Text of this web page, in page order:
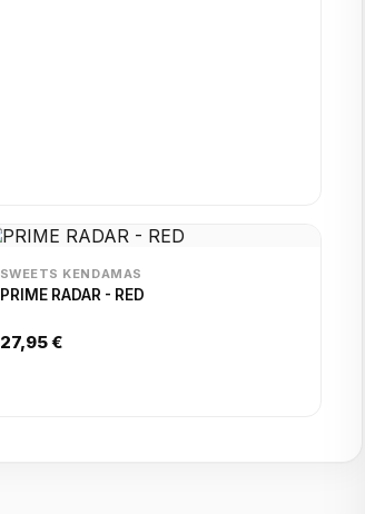
SWEETS KENDAMAS
PRIME RADAR - RED
27,95 €